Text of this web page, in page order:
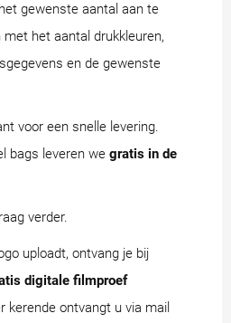
gewenste aantal aan te
met het aantal drukkleuren,
en de gewenste
voor een snelle levering.
bags leveren we gratis in de
verder.
uploadt, ontvang je bij
digitale filmproef
kerende ontvangt u via mail